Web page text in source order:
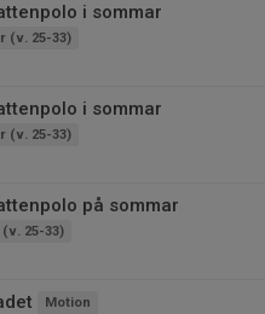
i sommar
(v. 25-33)
i sommar
(v. 25-33)
på sommar
25-33)
Motion